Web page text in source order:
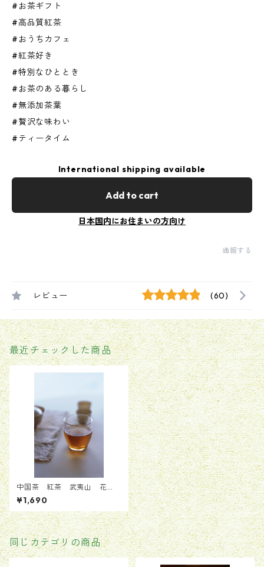
#お茶ギフト
#高品質紅茶
#おうちカフェ
#紅茶好き
#特別なひととき
#お茶のある暮らし
#無添加茶葉
#贅沢な味わい
#ティータイム
International shipping available
Add to cart
日本国内にお住まいの方向け
通報する
レビュー (60)
最近チェックした商品
中国茶 紅茶 武夷山 花
香 フルーツ 人気絶大 50
g
¥1,690
同じカテゴリの商品